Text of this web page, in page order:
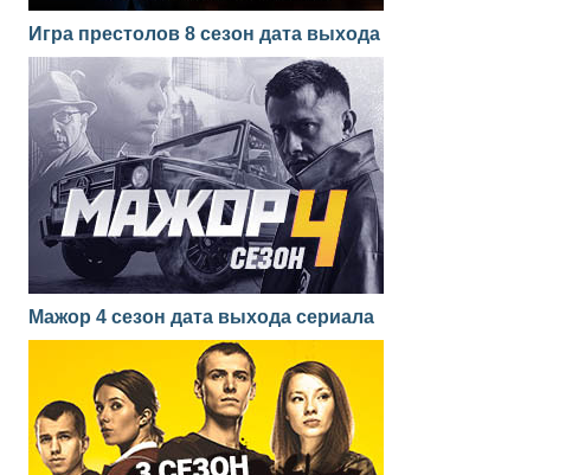
Игра престолов 8 сезон дата выхода
Мажор 4 сезон дата выхода сериала